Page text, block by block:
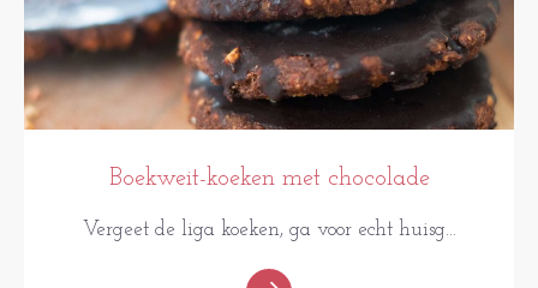
Boekweit-koeken met chocolade
Vergeet de liga koeken, ga voor echt huisg...